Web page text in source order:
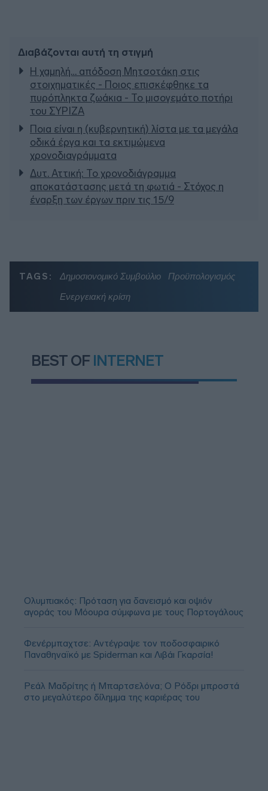
Διαβάζονται αυτή τη στιγμή
Η χαμηλή… απόδοση Μητσοτάκη στις
στοιχηματικές - Ποιος επισκέφθηκε τα
πυρόπληκτα ζωάκια - Το μισογεμάτο ποτήρι
του ΣΥΡΙΖΑ
Ποια είναι η (κυβερνητική) λίστα με τα μεγάλα
οδικά έργα και τα εκτιμώμενα
χρονοδιαγράμματα
Δυτ. Αττική: Το χρονοδιάγραμμα
αποκατάστασης μετά τη φωτιά - Στόχος η
έναρξη των έργων πριν τις 15/9
TAGS: Δημοσιονομικό Συμβούλιο
Προϋπολογισμός
Ενεργειακή κρίση
BEST OF INTERNET
Ολυμπιακός: Πρόταση για δανεισμό και οψιόν
αγοράς του Μόουρα σύμφωνα με τους Πορτογάλους
Φενέρμπαχτσε: Αντέγραψε τον ποδοσφαιρικό
Παναθηναϊκό με Spiderman και Λιβάι Γκαρσία!
Ρεάλ Μαδρίτης ή Μπαρτσελόνα; Ο Ρόδρι μπροστά
στο μεγαλύτερο δίλημμα της καριέρας του